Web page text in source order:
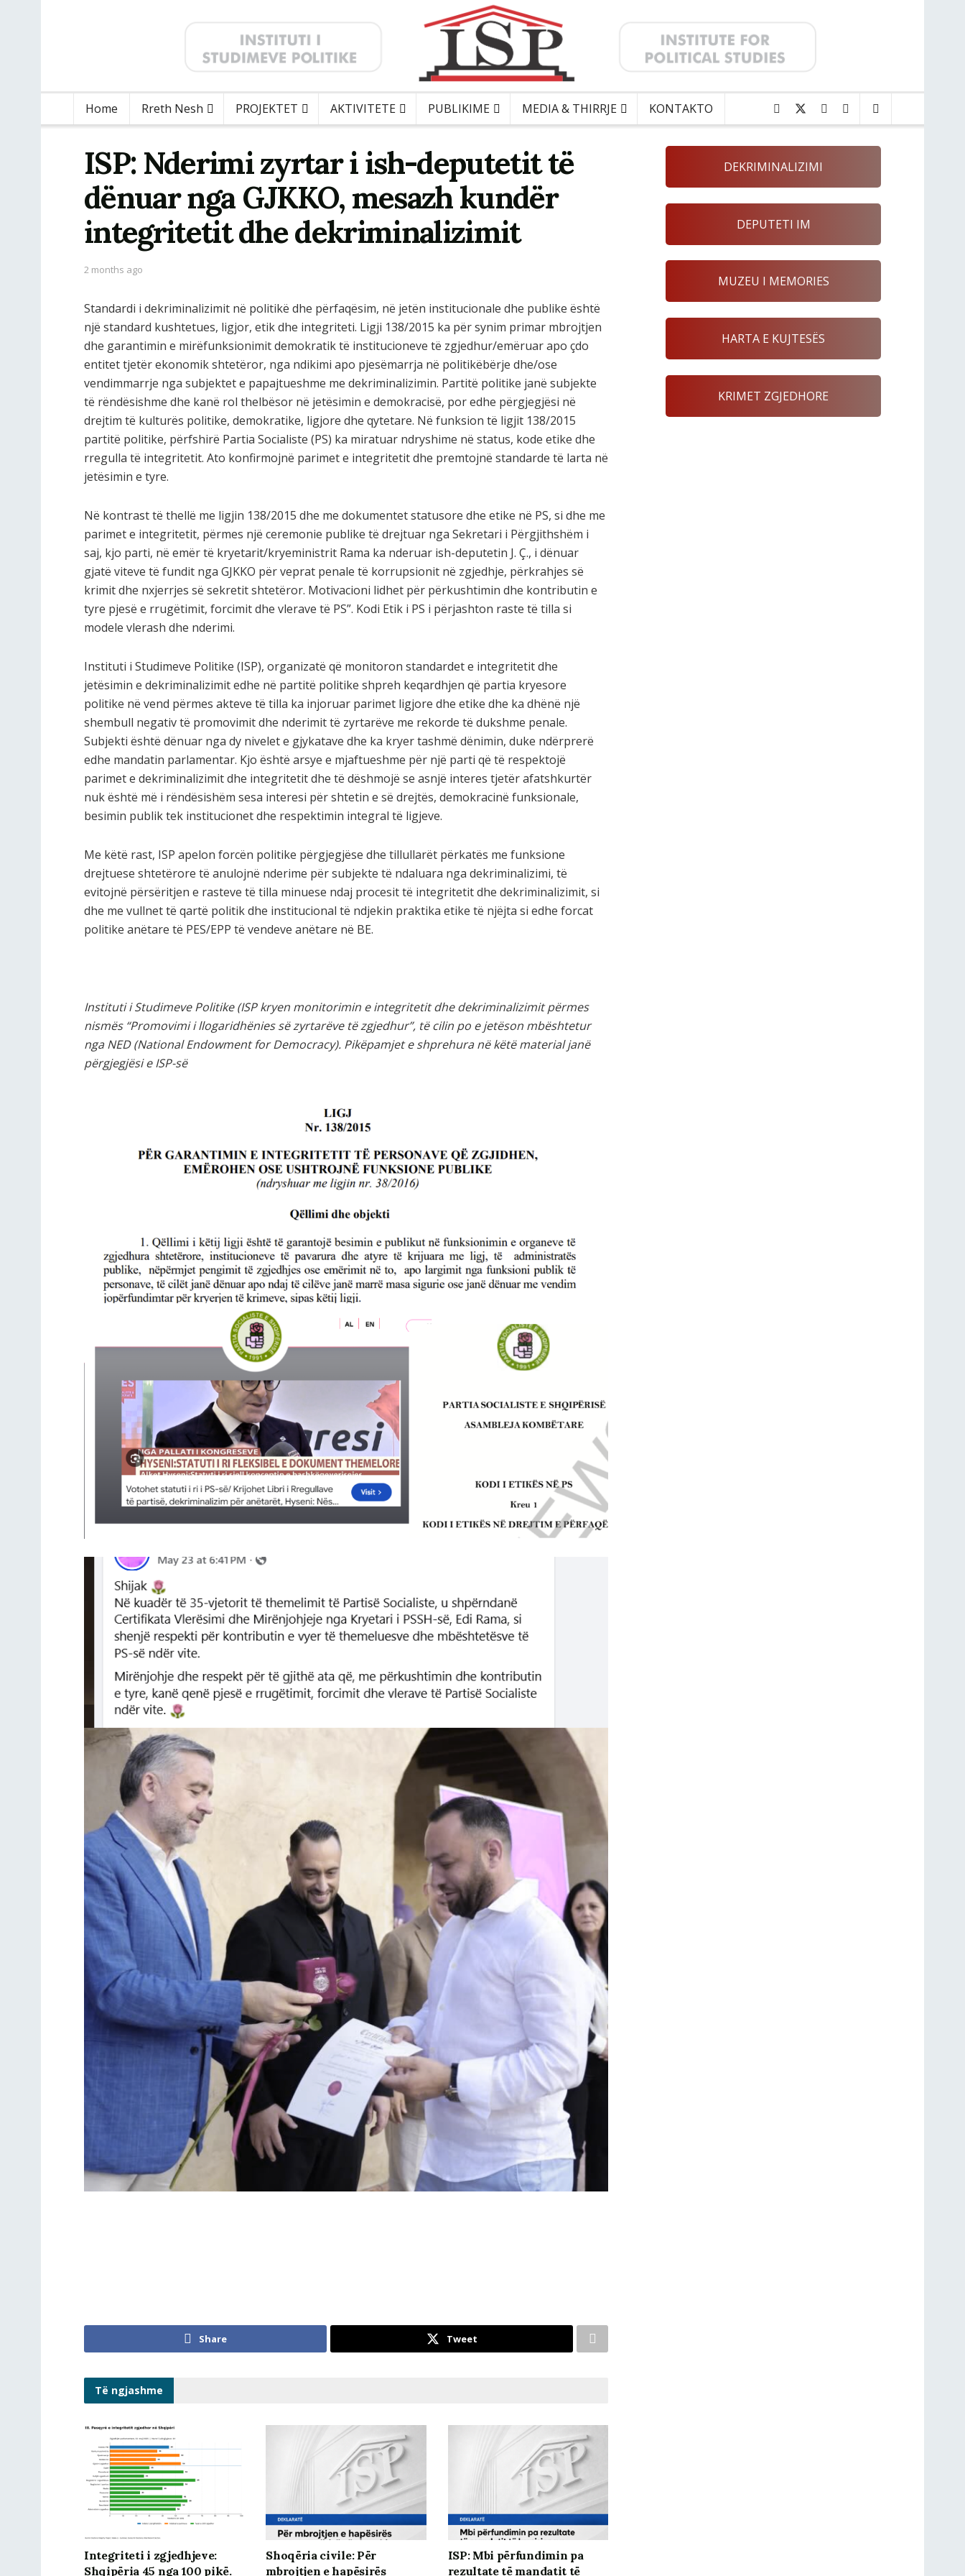
Home Rreth Nesh PROJEKTET AKTIVITETE PUBLIKIME MEDIA & THIRRJE KONTAKTO
ISP: Nderimi zyrtar i ish-deputetit të
dënuar nga GJKKO, mesazh kundër
integritetit dhe dekriminalizimit
2 months ago
Standardi i dekriminalizimit në politikë dhe përfaqësim, në jetën institucionale dhe publike është
një standard kushtetues, ligjor, etik dhe integriteti. Ligji 138/2015 ka për synim primar mbrojtjen
dhe garantimin e mirëfunksionimit demokratik të institucioneve të zgjedhur/emëruar apo çdo
entitet tjetër ekonomik shtetëror, nga ndikimi apo pjesëmarrja në politikëbërje dhe/ose
vendimmarrje nga subjektet e papajtueshme me dekriminalizimin. Partitë politike janë subjekte
të rëndësishme dhe kanë rol thelbësor në jetësimin e demokracisë, por edhe përgjegjësi në
drejtim të kulturës politike, demokratike, ligjore dhe qytetare. Në funksion të ligjit 138/2015
partitë politike, përfshirë Partia Socialiste (PS) ka miratuar ndryshime në status, kode etike dhe
rregulla të integritetit. Ato konfirmojnë parimet e integritetit dhe premtojnë standarde të larta në
jetësimin e tyre.
Në kontrast të thellë me ligjin 138/2015 dhe me dokumentet statusore dhe etike në PS, si dhe me
parimet e integritetit, përmes një ceremonie publike të drejtuar nga Sekretari i Përgjithshëm i
saj, kjo parti, në emër të kryetarit/kryeministrit Rama ka nderuar ish-deputetin J. Ç., i dënuar
gjatë viteve të fundit nga GJKKO për veprat penale të korrupsionit në zgjedhje, përkrahjes së
krimit dhe nxjerrjes së sekretit shtetëror. Motivacioni lidhet për përkushtimin dhe kontributin e
tyre pjesë e rrugëtimit, forcimit dhe vlerave të PS”. Kodi Etik i PS i përjashton raste të tilla si
modele vlerash dhe nderimi.
Instituti i Studimeve Politike (ISP), organizatë që monitoron standardet e integritetit dhe
jetësimin e dekriminalizimit edhe në partitë politike shpreh keqardhjen që partia kryesore
politike në vend përmes akteve të tilla ka injoruar parimet ligjore dhe etike dhe ka dhënë një
shembull negativ të promovimit dhe nderimit të zyrtarëve me rekorde të dukshme penale.
Subjekti është dënuar nga dy nivelet e gjykatave dhe ka kryer tashmë dënimin, duke ndërprerë
edhe mandatin parlamentar. Kjo është arsye e mjaftueshme për një parti që të respektojë
parimet e dekriminalizimit dhe integritetit dhe të dëshmojë se asnjë interes tjetër afatshkurtër
nuk është më i rëndësishëm sesa interesi për shtetin e së drejtës, demokracinë funksionale,
besimin publik tek institucionet dhe respektimin integral të ligjeve.
Me këtë rast, ISP apelon forcën politike përgjegjëse dhe tillullarët përkatës me funksione
drejtuese shtetërore të anulojnë nderime për subjekte të ndaluara nga dekriminalizimi, të
evitojnë përsëritjen e rasteve të tilla minuese ndaj procesit të integritetit dhe dekriminalizimit, si
dhe me vullnet të qartë politik dhe institucional të ndjekin praktika etike të njëjta si edhe forcat
politike anëtare të PES/EPP të vendeve anëtare në BE.
Instituti i Studimeve Politike (ISP kryen monitorimin e integritetit dhe dekriminalizimit përmes
nismës“Promovimi i llogaridhënies së zyrtarëve të zgjedhur”, të cilin po e jetëson mbështetur
nga NED (National Endowment for Democracy). Pikëpamjet e shprehura në këtë material janë
përgjegjësi e ISP-së
Share Tweet
Të ngjashme
Integriteti i zgjedhjeve:
Shqipëria 45 nga 100 pikë.
Shoqëria civile: Për
mbrojtjen e hapësirës
ISP: Mbi përfundimin pa
rezultate të mandatit të
DEKRIMINALIZIMI
DEPUTETI IM
MUZEU I MEMORIES
HARTA E KUJTESËS
KRIMET ZGJEDHORE